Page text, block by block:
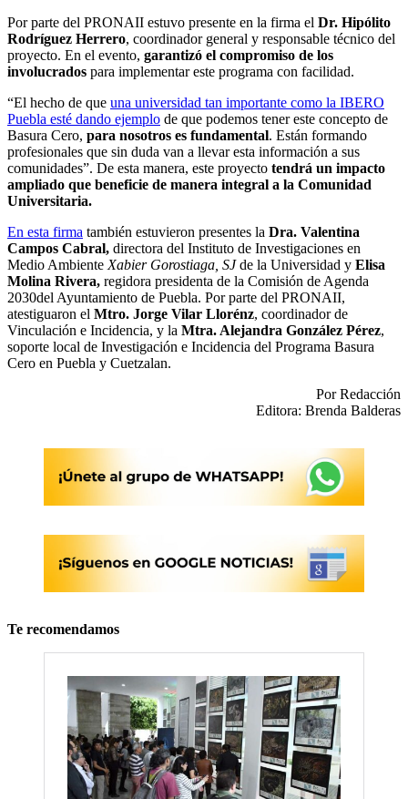
Por parte del PRONAII estuvo presente en la firma el Dr. Hipólito
Rodríguez Herrero, coordinador general y responsable técnico del
proyecto. En el evento, garantizó el compromiso de los
involucrados para implementar este programa con facilidad.
“El hecho de que una universidad tan importante como la IBERO
Puebla esté dando ejemplo de que podemos tener este concepto de
Basura Cero, para nosotros es fundamental. Están formando
profesionales que sin duda van a llevar esta información a sus
comunidades”. De esta manera, este proyecto tendrá un impacto
ampliado que beneficie de manera integral a la Comunidad
Universitaria.
En esta firma también estuvieron presentes la Dra. Valentina
Campos Cabral, directora del Instituto de Investigaciones en
Medio Ambiente Xabier Gorostiaga, SJde la Universidad y Elisa
Molina Rivera, regidora presidenta de la Comisión de Agenda
2030del Ayuntamiento de Puebla. Por parte del PRONAII,
atestiguaron el Mtro. Jorge Vilar Llorénz, coordinador de
Vinculación e Incidencia, y la Mtra. Alejandra González Pérez,
soporte local de Investigación e Incidencia del Programa Basura
Cero en Puebla y Cuetzalan.
Por Redacción
Editora: Brenda Balderas
Te recomendamos